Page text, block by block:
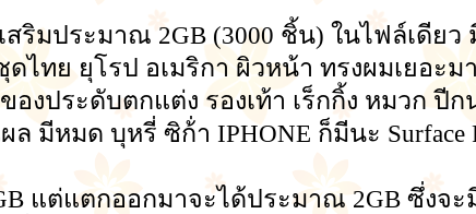
สริมประมาณ 2GB (3000 ชิ้น) ในไฟล์เดียว
ดไทย ยุโรป อเมริกา ผิวหน้า ทรงผมเยอะม
องประดับตกแต่ง รองเท้า เร็กกิ้ง หมวก ปี
มีหมด บุหรี่ ซิก้่า IPHONE ก็มีนะ Surface
แต่แตกออกมาจะได้ประมาณ 2GB ซึ่งจะ